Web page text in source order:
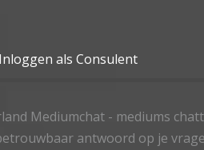
Inloggen als Consulent
Mediumchat - mediums
antwoord op je